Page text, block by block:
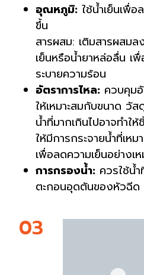
อุณหภูมิ: ใช้น้ำเย็นเพื่
ขึ้น
สารผสม: เติมสารผสมล
เย็นหรือน้ำยาหล่อลื่น เ
ระบายความร้อน
อัตราการไหล: ควบคุม
ให้เหมาะสมกับขนาด วั
น้ำที่มากเกินไปอาจทำใ
ให้มีการกระจายน้ำที่เห
เพื่อลดความเย็นอย่างเห
การกรองน้ำ: ควรใช้น้
ตะกอนอุดตันของหัวฉีด
03